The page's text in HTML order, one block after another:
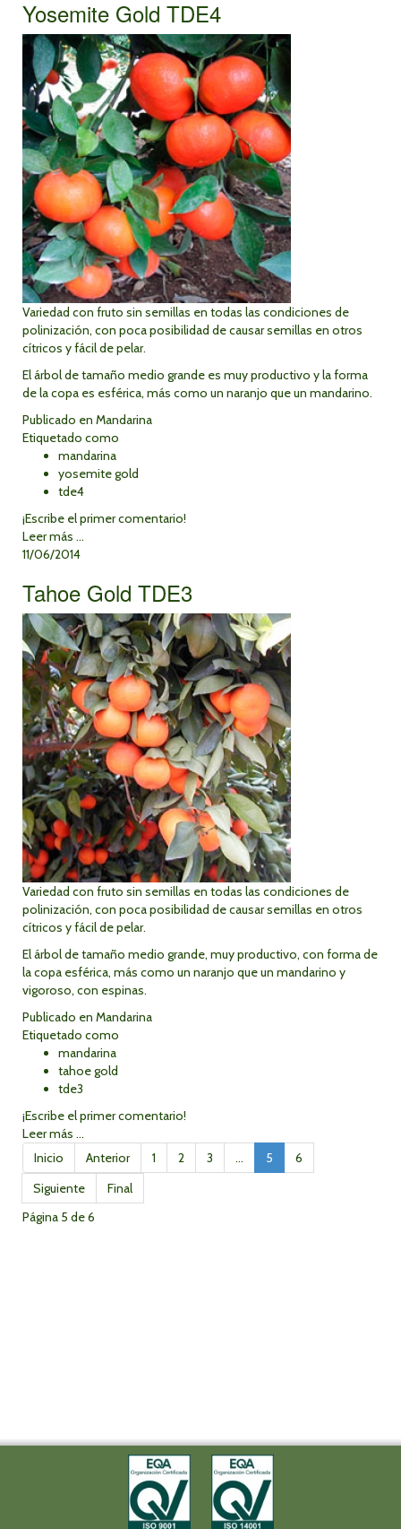
Yosemite Gold TDE4
Variedad con fruto sin semillas en todas las condiciones de
polinización, con poca posibilidad de causar semillas en otros
cítricos y fácil de pelar.
El árbol de tamaño medio grande es muy productivo y la forma
de la copa es esférica, más como un naranjo que un mandarino.
Publicado en Mandarina
Etiquetado como
mandarina
yosemite gold
tde4
¡Escribe el primer comentario!
Leer más ...
11/06/2014
Tahoe Gold TDE3
Variedad con fruto sin semillas en todas las condiciones de
polinización, con poca posibilidad de causar semillas en otros
cítricos y fácil de pelar.
El árbol de tamaño medio grande, muy productivo, con forma de
la copa esférica, más como un naranjo que un mandarino y
vigoroso, con espinas.
Publicado en Mandarina
Etiquetado como
mandarina
tahoe gold
tde3
¡Escribe el primer comentario!
Leer más ...
Inicio
Anterior 1 2 3 ... 5
6
Siguiente
Final
Página 5 de 6